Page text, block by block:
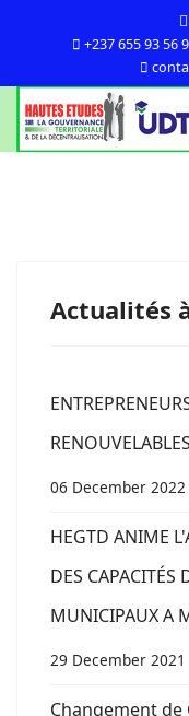
+237 655 93 56
Actualités
06 December 2022
HEGTD ANIME
DES CAPACITÉS
MUNICIPAUX A
29 December 2021
Changement de